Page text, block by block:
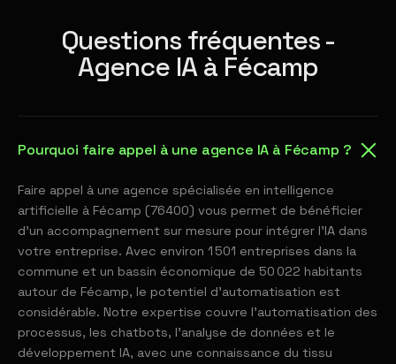
Questions fréquentes -
Agence IA à Fécamp
Pourquoi faire appel à une agence IA à Fécamp ?
Faire appel à une agence spécialisée en intelligence
artificielle à Fécamp (76400) vous permet de bénéficier
d'un accompagnement sur mesure pour intégrer l'IA dans
votre entreprise. Avec environ 1 501 entreprises dans la
commune et un bassin économique de 50 022 habitants
autour de Fécamp, le potentiel d'automatisation est
considérable. Notre expertise couvre l'automatisation des
processus, les chatbots, l'analyse de données et le
développement IA, avec une connaissance du tissu